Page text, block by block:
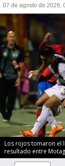
07 de agosto de 2026,
Los rojos tomaron el
resultado entre